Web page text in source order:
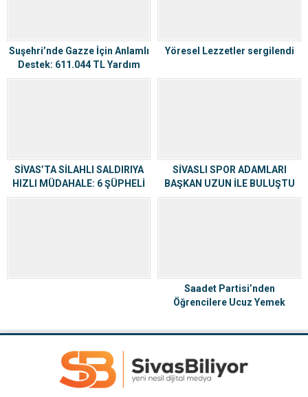
Suşehri’nde Gazze İçin Anlamlı
Destek: 611.044 TL Yardım
Toplandı
Yöresel Lezzetler sergilendi
SİVAS’TA SİLAHLI SALDIRIYA
HIZLI MÜDAHALE: 6 ŞÜPHELİ
TUTUKLANDI
SİVASLI SPOR ADAMLARI
BAŞKAN UZUN İLE BULUŞTU
Saadet Partisi’nden
Öğrencilere Ucuz Yemek